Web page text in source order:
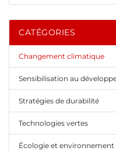
CATÉGORIES
Changement climatique
Sensibilisation au
Stratégies de durabilité
Technologies vertes
Écologie et environnement